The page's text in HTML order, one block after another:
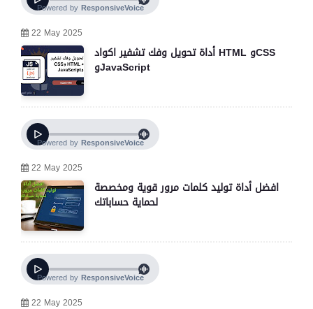
22 May 2025
أداة تحويل وفك تشفير اكواد HTML وCSS
وJavaScript
22 May 2025
افضل أداة توليد كلمات مرور قوية ومخصصة
لحماية حساباتك
22 May 2025